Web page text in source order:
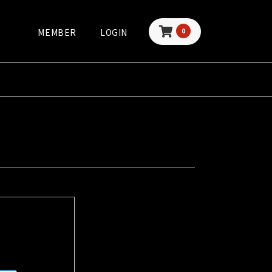
MEMBER LOGIN 0